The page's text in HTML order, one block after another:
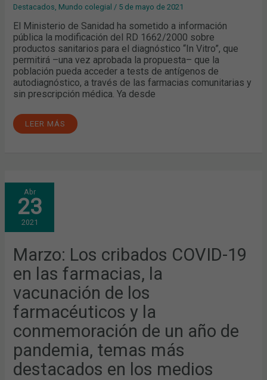
Destacados Mundo colegial / 5 de mayo de 2021
El Ministerio de Sanidad ha sometido a información
pública la modificación del RD 1662/2000 sobre
productos sanitarios para el diagnóstico “In Vitro”, que
permitirá –una vez aprobada la propuesta– que la
población pueda acceder a tests de antígenos de
autodiagnóstico, a través de las farmacias comunitarias y
sin prescripción médica. Ya desde
REALIZARLOS
CONTEXTUALIZAR
LOS
RESULTADOS
LEER MÁS
Abr
23
2021
Marzo: Los cribados COVID-19
en las farmacias, la
vacunación de los
farmacéuticos y la
conmemoración de un año de
pandemia, temas más
destacados en los medios
MARZO:
LOS
CRIBADOS
COVID-
19
EN
LAS
LA
VACUNACIÓN
DE
LOS
FARMACÉUTICOS
LA
CONMEMORACIÓN
DE
UN
DE
TEMAS
MÁS
DESTACADOS
EN